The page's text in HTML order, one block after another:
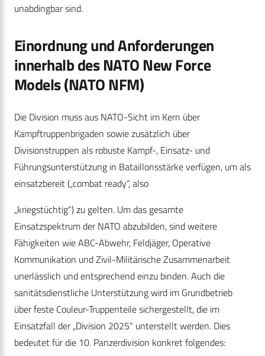
unabdingbar sind.
Einordnung und Anforderungen
innerhalb des NATO New Force
Models (NATO NFM)
Die Division muss aus NATO-Sicht im Kern über
Kampftruppenbrigaden sowie zusätzlich über
Divisionstruppen als robuste Kampf-, Einsatz- und
Führungsunterstützung in Bataillonsstärke verfügen, um als
einsatzbereit („combat ready“, also
„kriegstüchtig“) zu gelten. Um das gesamte
Einsatzspektrum der NATO abzubilden, sind weitere
Fähigkeiten wie ABC-Abwehr, Feldjäger, Operative
Kommunikation und Zivil-Militärische Zusammenarbeit
unerlässlich und entsprechend einzu binden. Auch die
sanitätsdienstliche Unterstützung wird im Grundbetrieb
über feste Couleur-Truppenteile sichergestellt, die im
Einsatzfall der „Division 2025“ unterstellt werden. Dies
bedeutet für die 10. Panzerdivision konkret folgendes: